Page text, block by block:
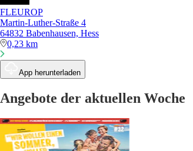
FLEUROP
Martin-Luther-Straße 4
64832 Babenhausen, Hess
0,23 km
App herunterladen
Angebote der aktuellen Woche